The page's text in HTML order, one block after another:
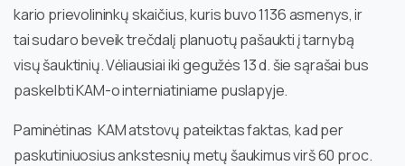
kario prievolininkų skaičius, kuris buvo 1136 asmenys, ir
tai sudaro beveik trečdalį planuotų pašaukti į tarnybą
visų šauktinių. Vėliausiai iki gegužės 13 d. šie sąrašai bus
paskelbti KAM-o interniatiniame puslapyje.
Paminėtinas KAM atstovų pateiktas faktas, kad per
paskutiniuosius ankstesnių metų šaukimus virš 60 proc.